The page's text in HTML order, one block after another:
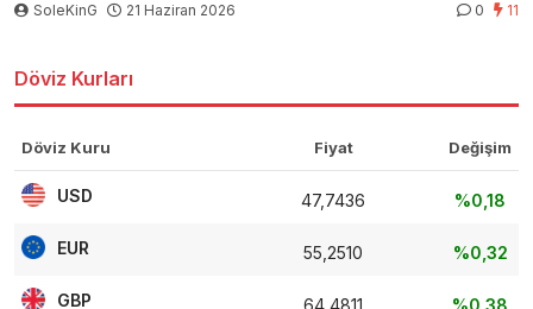
SoleKinG 21 Haziran 2026 0 11
Döviz Kurları
Döviz Kuru Fiyat Değişim
USD 47,7436 %0,18
EUR 55,2510 %0,32
GBP 64,4811 %0,38